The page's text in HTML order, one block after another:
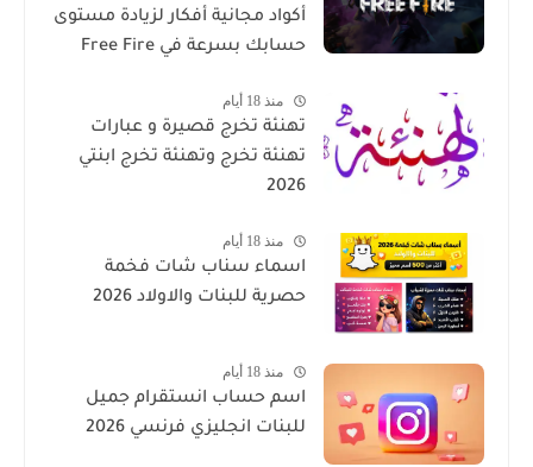
أكواد مجانية أفكار لزيادة مستوى
حسابك بسرعة في Free Fire
منذ 18 أيام
تهنئة تخرج قصيرة و عبارات
تهنئة تخرج وتهنئة تخرج ابنتي
2026
منذ 18 أيام
اسماء سناب شات فخمة
حصرية للبنات والاولاد 2026
منذ 18 أيام
اسم حساب انستقرام جميل
للبنات انجليزي فرنسي 2026